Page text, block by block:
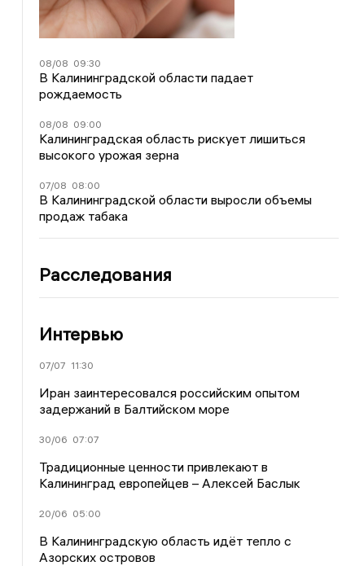
08/08 09:30
В Калининградской области падает
рождаемость
08/08 09:00
Калининградская область рискует лишиться
высокого урожая зерна
07/08 08:00
В Калининградской области выросли объемы
продаж табака
Расследования
Интервью
07/07 11:30
Иран заинтересовался российским опытом
задержаний в Балтийском море
30/06 07:07
Традиционные ценности привлекают в
Калининград европейцев – Алексей Баслык
20/06 05:00
В Калининградскую область идёт тепло с
Азорских островов